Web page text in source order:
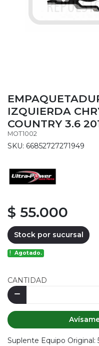
IZQUIERDA
COUNTRY 3.6
MOT1002
SKU: 66852727271949
$ 55.000
Stock por sucursal
Agotado.
CANTIDAD
Suplente Equipo Original: